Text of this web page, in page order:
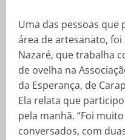
Uma das pessoas que
área de artesanato, foi
Nazaré, que trabalha
de ovelha na
da Esperança, de
Ela relata que
pela manhã. “Foi
conversados, com